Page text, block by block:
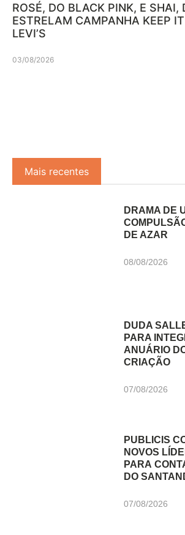
ROSÉ, DO BLACK PINK, E SHAI,
ESTRELAM CAMPANHA KEEP
LEVI’S
03/08/2026
Mais recentes
DRAMA DE
DE AZAR
08/08/2026
DUDA
PARA
ANUÁRIO
CRIAÇÃO
07/08/2026
PUBLICIS
NOVOS
PARA
DO
07/08/2026